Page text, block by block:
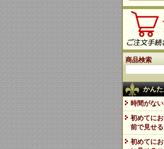
商品検索
かん
時間がな
初めてに
前で見せ
初めてに